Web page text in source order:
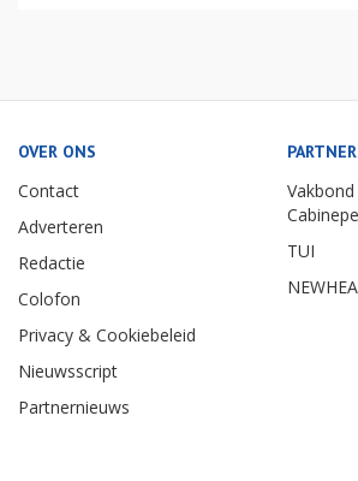
OVER ONS
Contact
Adverteren
Redactie
Colofon
Privacy & Cookiebeleid
Nieuwsscript
Partnernieuws
TUI